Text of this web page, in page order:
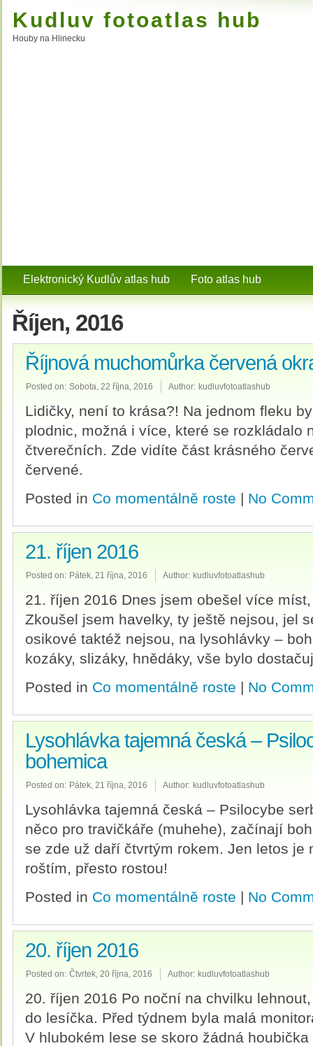
Kudluv fotoatlas hub
Houby na Hlinecku
Elektronický Kudlův atlas hub Foto atlas hub
Říjen, 2016
Říjnová muchomůrka červená
Posted on: Sobota, 22 října, 2016 Author: kudluvfotoatlashub
Lidičky, není to krása?! Na jednom fleku
plodnic, možná i více, které se rozkládalo
čtverečních. Zde vidíte část krásného
červené.
Posted in Co momentálně roste | No
21. říjen 2016
Posted on: Pátek, 21 října, 2016 Author: kudluvfotoatlashub
21. říjen 2016 Dnes jsem obešel více
Zkoušel jsem havelky, ty ještě nejsou, jel
osikové taktéž nejsou, na lysohlávky –
kozáky, slizáky, hnědáky, vše bylo
Posted in Co momentálně roste | No
Lysohlávka tajemná česká –
bohemica
Posted on: Pátek, 21 října, 2016 Author: kudluvfotoatlashub
Lysohlávka tajemná česká – Psilocybe
něco pro travičkáře (muhehe), začínají
se zde už daří čtvrtým rokem. Jen letos je
roštím, přesto rostou!
Posted in Co momentálně roste | No
20. říjen 2016
Posted on: Čtvrtek, 20 října, 2016 Author: kudluvfotoatlashub
20. říjen 2016 Po noční na chvilku
do lesíčka. Před týdnem byla malá
V hlubokém lese se skoro žádná